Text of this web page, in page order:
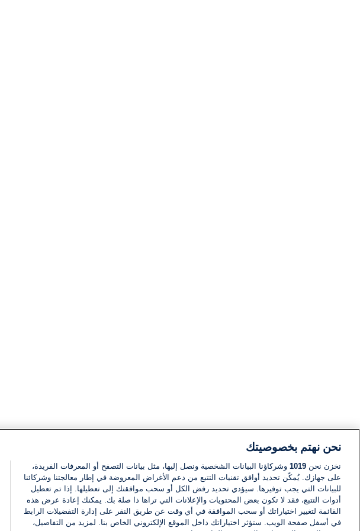
نحن نهتم بخصوصيتك
نخزن نحن 1019 وشركاؤنا البيانات الشخصية ونصل إليها، مثل بيانات التصفح أو المعرفات الفريدة،
على جهازك. يُمكّن تحديد أوافق تقنيات التتبع من دعم الأغراض المعروضة في إطار معالجتنا وشركائنا
للبيانات التي يجب توفيرها. سيؤدي تحديد رفض الكل أو سحب موافقتك إلى تعطيلها. إذا تم تعطيل
أدوات التتبع، فقد لا تكون بعض المحتويات والإعلانات التي تراها ذا صلة بك. يمكنك إعادة عرض هذه
القائمة لتغيير اختياراتك أو سحب الموافقة في أي وقت عن طريق النقر على إدارة التفضيلات الرابط
في أسفل صفحة الويب. ستؤثر اختياراتك داخل الموقع الإلكتروني الخاص بنا. لمزيد من التفاصيل،